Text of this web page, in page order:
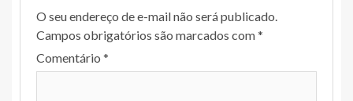
O seu endereço de e-mail não será publicado.
Campos obrigatórios são marcados com*
Comentário *